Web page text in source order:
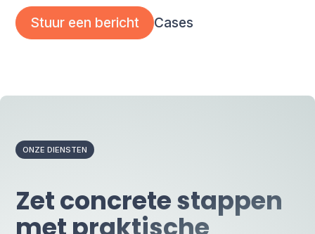
Stuur een bericht Cases
ONZE DIENSTEN
Zet concrete stappen